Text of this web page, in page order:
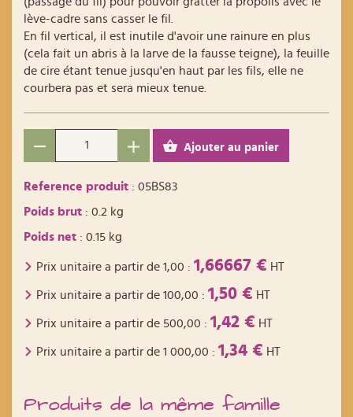
lève-cadre sans casser le fil.
En fil vertical, il est inutile d'avoir une rainure en plus
(cela fait un abris à la larve de la fausse teigne), la feuille
de cire étant tenue jusqu'en haut par les fils, elle ne
courbera pas et sera mieux tenue.
Ajouter au panier
Reference produit : 05BS83
Poids brut : 0.2 kg
Poids net : 0.15 kg
Prix unitaire a partir de 1,00 : 1,66667 € HT
Prix unitaire a partir de 100,00 : 1,50 € HT
Prix unitaire a partir de 500,00 : 1,42 € HT
Prix unitaire a partir de 1 000,00 : 1,34 € HT
Produits de la même famille